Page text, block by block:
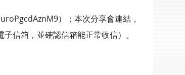
）；本次分享會連結，
箱，並確認信箱能正常收信）。